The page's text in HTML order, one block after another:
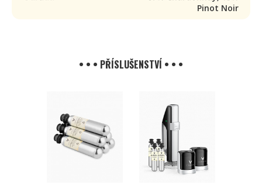
Pinot Noir
• • • PŘÍSLUŠENSTVÍ • • •